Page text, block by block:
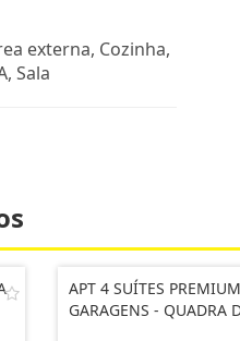
externa, Cozinha,
Sala
APT 4 SUÍTES
GARAGENS - QUADRA